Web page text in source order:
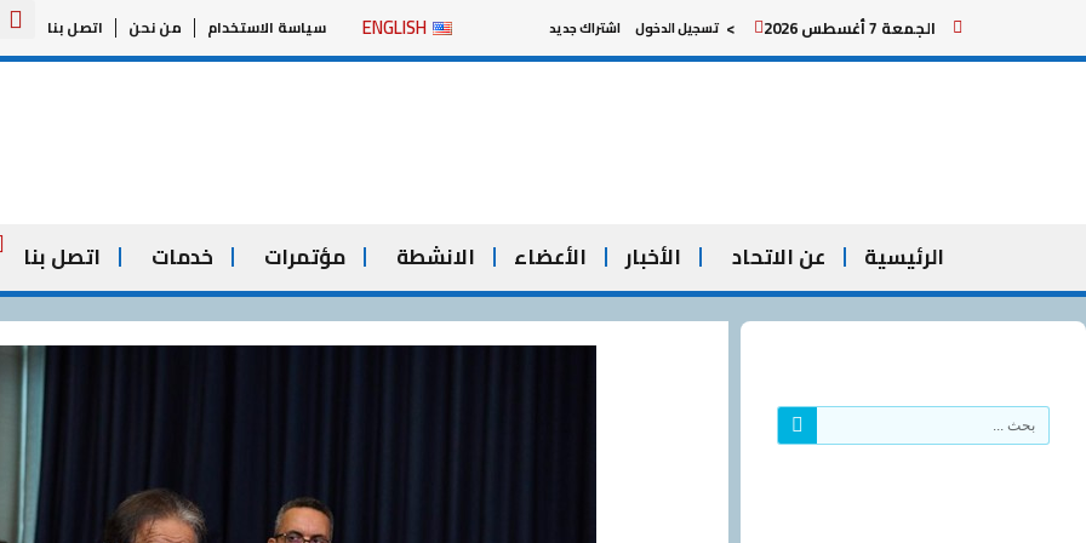
الجمعة 7 أغسطس 2026 > تسجيل الدخول اشتراك جديد ENGLISH سياسة الاستخدام من نحن اتصل بنا
Y
o
u
الرئيسية عن الاتحاد الأخبار الأعضاء الانشطة مؤتمرات خدمات اتصل بنا
Search